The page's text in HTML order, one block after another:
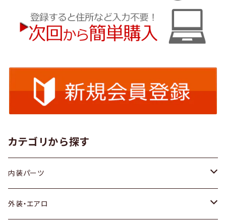
カテゴリから探す
内装パーツ
トヨタ
外装・エアロ